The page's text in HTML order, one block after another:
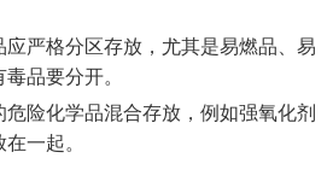
严格分区存放，尤其是易燃品、易
品要分开。
险化学品混合存放，例如强氧化剂
一起。